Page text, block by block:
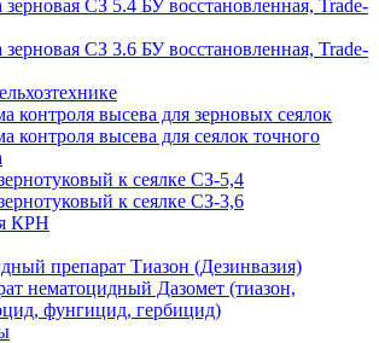
зерновая СЗ 5.4 БУ восстановленная, Trade-
зерновая СЗ 3.6 БУ восстановленная, Trade-
контроля высева для зерновых сеялок
контроля высева для сеялок точного
к сеялке СЗ-5,4
к сеялке СЗ-3,6
КРН
препарат Тиазон (Дезинвазия)
нематоцидный Дазомет (тиазон,
фунгицид, гербицид)